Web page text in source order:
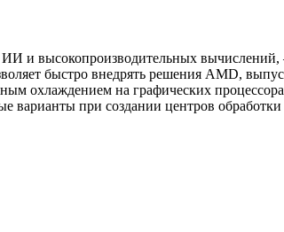
ИИ и высокопроизводительных
быстро внедрять решения AMD,
охлаждением на графических
варианты при создании центров